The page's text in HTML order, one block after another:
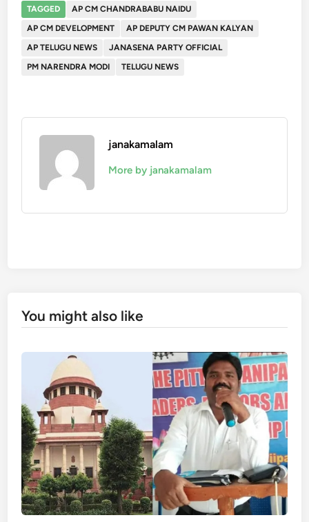
TAGGED
AP CM CHANDRABABU NAIDU
AP CM DEVELOPMENT
AP DEPUTY CM PAWAN KALYAN
AP TELUGU NEWS
JANASENA PARTY OFFICIAL
PM NARENDRA MODI
TELUGU NEWS
janakamalam
More by janakamalam
You might also like